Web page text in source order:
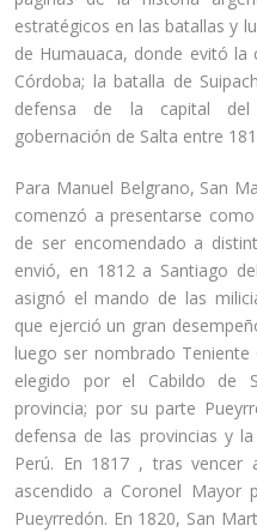
estratégicos en las batallas y
de Humauaca, donde evitó
Córdoba; la batalla de
defensa de la capital del
gobernación de Salta entre
Para Manuel Belgrano, San
comenzó a presentarse
de ser encomendado a
envió, en 1812 a Santiago
asignó el mando de las
que ejerció un gran
luego ser nombrado
elegido por el Cabildo de
provincia; por su parte
defensa de las provincias y
Perú. En 1817 , tras vencer
ascendido a Coronel Mayor
Pueyrredón. En 1820, San